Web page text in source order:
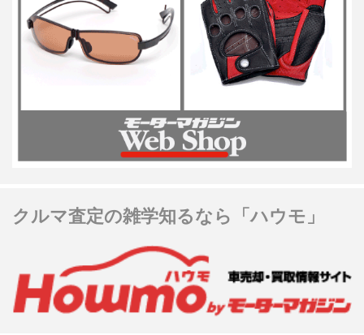
クルマ査定の雑学知るなら「ハウモ」